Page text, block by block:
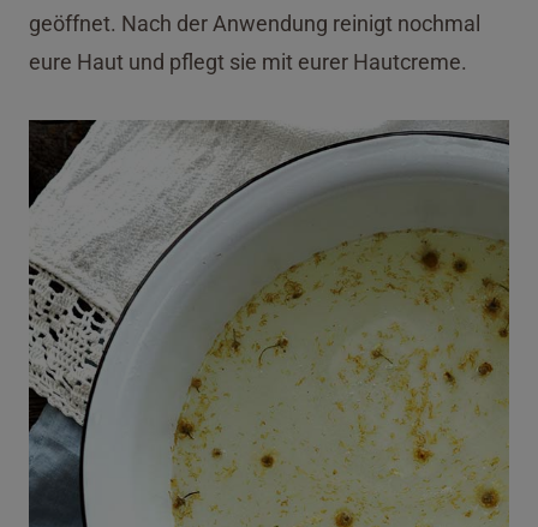
geöffnet. Nach der Anwendung reinigt nochmal
eure Haut und pflegt sie mit eurer Hautcreme.